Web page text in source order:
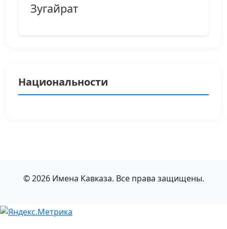
Зугайрат
Национальности
© 2026 Имена Кавказа. Все права защищены.